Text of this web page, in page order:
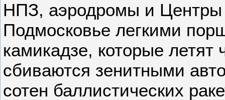
НПЗ, аэродромы и Центры
Подмосковье легкими
камикадзе, которые летят
сбиваются зенитными
сотен баллистических